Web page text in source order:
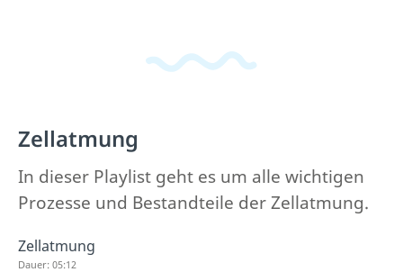
Zellatmung
In dieser Playlist geht es um alle wichtigen
Prozesse und Bestandteile der Zellatmung.
Zellatmung
Dauer: 05:12